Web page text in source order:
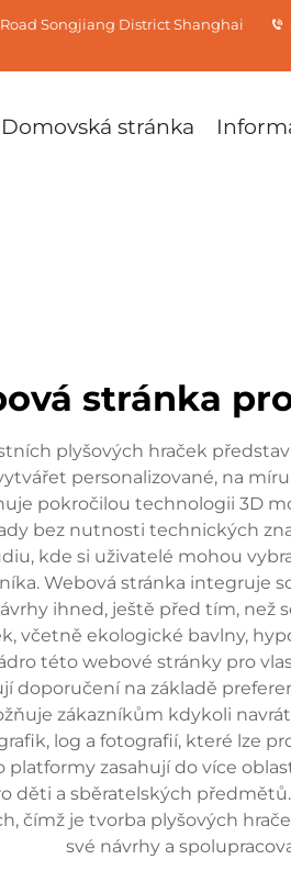
Songjiang District Shanghai
Domovská stránka
stránka
plyšových hraček
personalizované, na
pokročilou technologii 3D
bez nutnosti technických
kde si uživatelé mohou
Webová stránka
ihned, ještě před tím,
včetně ekologické bavlny,
této webové stránky pro
doporučení na základě
zákazníkům kdykoli
log a fotografií, které lze
platformy zasahují do více
děti a sběratelských
čímž je tvorba plyšových
své návrhy a